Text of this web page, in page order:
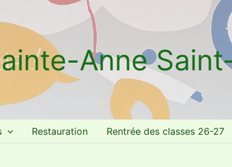
Anne
Restauration Rentrée des classes 26-27